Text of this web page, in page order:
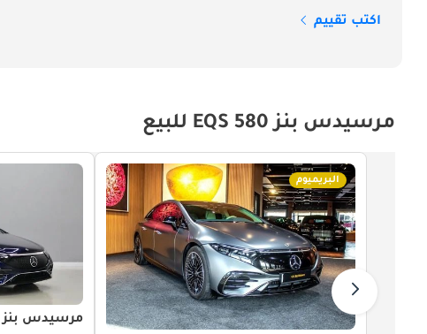
اكتب تقييم
مرسيدس بنز EQS 580 للبيع
البريميوم
مرسيدس بنز EQS 580